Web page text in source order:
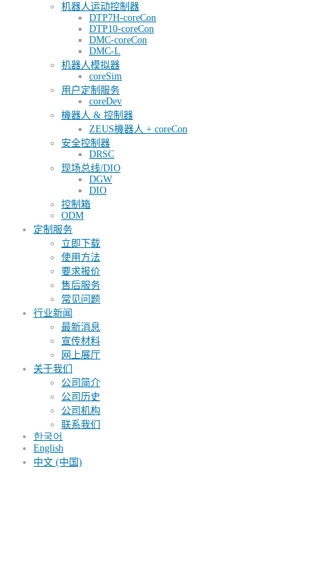
机器人运动控制器
DTP7H-coreCon
DTP10-coreCon
DMC-coreCon
DMC-L
机器人模拟器
coreSim
用户定制服务
coreDev
機器人 & 控制器
ZEUS機器人 + coreCon
安全控制器
DRSC
现场总线/DIO
DGW
DIO
控制箱
ODM
定制服务
立即下载
使用方法
要求报价
售后服务
常见问题
行业新闻
最新消息
宣传材料
网上展厅
关于我们
公司简介
公司历史
公司机构
联系我们
한국어
English
中文 (中国)